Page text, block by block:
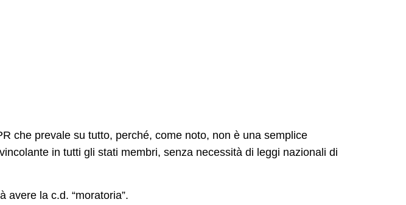
che prevale su tutto, perché, come noto, non è una semplice
in tutti gli stati membri, senza necessità di leggi nazionali di
avere la c.d. “moratoria”.